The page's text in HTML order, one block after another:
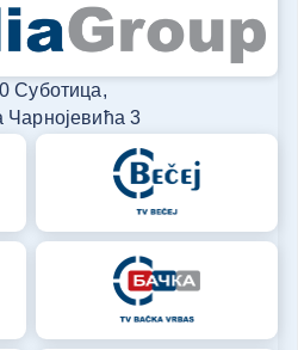
Суботица,
Чарнојевића 3